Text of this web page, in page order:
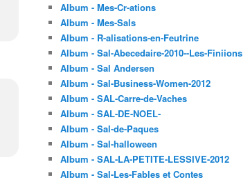
Album - Mes-Cr-ations
Album - Mes-Sals
Album - R-alisations-en-Feutrine
Album - Sal-Abecedaire-2010--Les-Finiions
Album - Sal Andersen
Album - Sal-Business-Women-2012
Album - SAL-Carre-de-Vaches
Album - SAL-DE-NOEL-
Album - Sal-de-Paques
Album - Sal-halloween
Album - SAL-LA-PETITE-LESSIVE-2012
Album - Sal-Les-Fables et Contes